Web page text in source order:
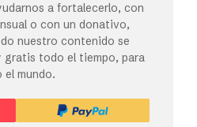
a fortalecerlo, con
o con un donativo,
nuestro contenido se
gratis todo el tiempo, para
el mundo.